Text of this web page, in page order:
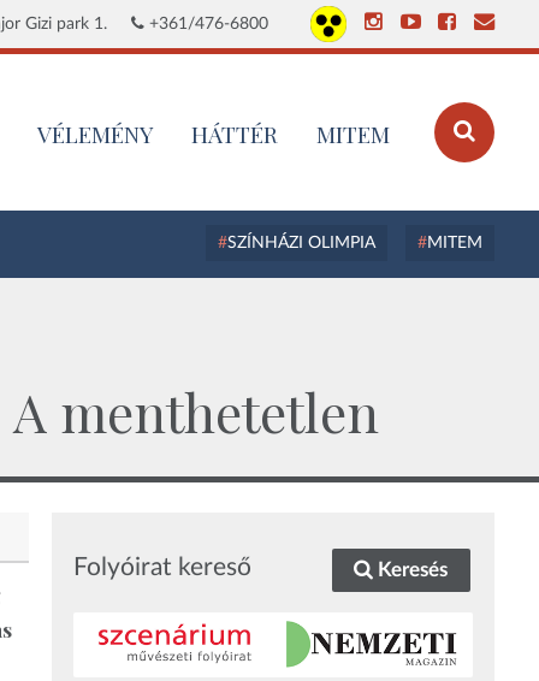
Gizi park 1. +361/476-6800
VÉLEMÉNY HÁTTÉR MITEM
SZÍNHÁZI OLIMPIA MITEM
menthetetlen
Folyóirat kereső Keresés